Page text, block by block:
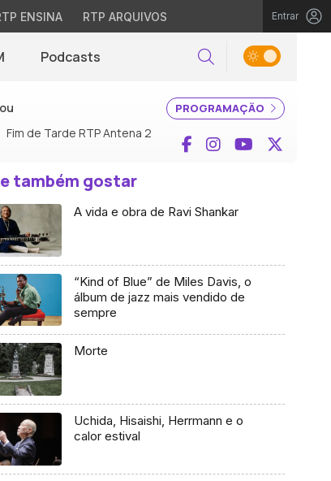
ENSINA RTP ARQUIVOS Entrar
Podcasts Pesquisar
PROGRAMAÇÃO
Fim de Tarde RTP Antena 2 Facebook
InstagramYouTube
também gostar
A vida e obra de Ravi Shankar
“Kind of Blue” de Miles Davis, o
álbum de jazz mais vendido de
sempre
Morte
Uchida, Hisaishi, Herrmann e o
calor estival